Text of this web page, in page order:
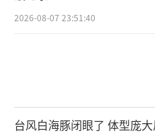
2026-08-07 23:51:40
台风白海豚闭眼了 体型庞